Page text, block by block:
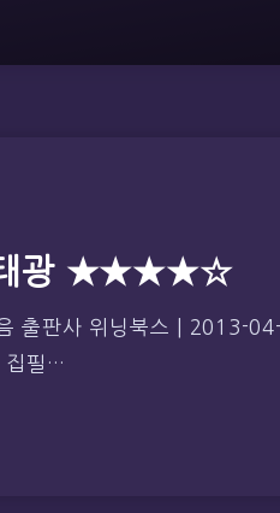
태광 ★★★★☆
출판사 위닝북스 | 2013-
집필…